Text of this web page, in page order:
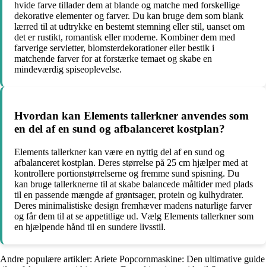
hvide farve tillader dem at blande og matche med forskellige
dekorative elementer og farver. Du kan bruge dem som blank
lærred til at udtrykke en bestemt stemning eller stil, uanset om
det er rustikt, romantisk eller moderne. Kombiner dem med
farverige servietter, blomsterdekorationer eller bestik i
matchende farver for at forstærke temaet og skabe en
mindeværdig spiseoplevelse.
Hvordan kan Elements tallerkner anvendes som
en del af en sund og afbalanceret kostplan?
Elements tallerkner kan være en nyttig del af en sund og
afbalanceret kostplan. Deres størrelse på 25 cm hjælper med at
kontrollere portionstørrelserne og fremme sund spisning. Du
kan bruge tallerknerne til at skabe balancede måltider med plads
til en passende mængde af grøntsager, protein og kulhydrater.
Deres minimalistiske design fremhæver madens naturlige farver
og får dem til at se appetitlige ud. Vælg Elements tallerkner som
en hjælpende hånd til en sundere livsstil.
Andre populære artikler: Ariete Popcornmaskine: Den ultimative guide